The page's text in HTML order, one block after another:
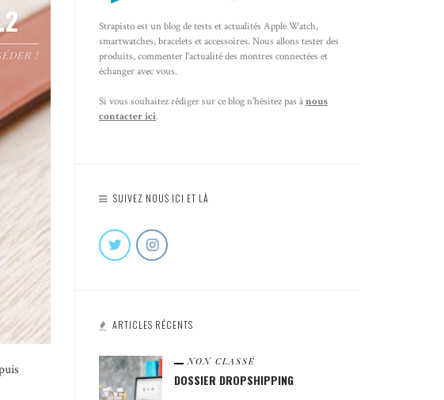
!
Strapisto est un blog de tests et actualités Apple Watch,
smartwatches, bracelets et accessoires. Nous allons tester des
produits, commenter l'actualité des montres connectées et
échanger avec vous.
Si vous souhaitez rédiger sur ce blog n'hésitez pas ànous
contacter ici.
SUIVEZ NOUS ICI ET LÀ
ARTICLES RÉCENTS
NON CLASSÉ
DOSSIER DROPSHIPPING